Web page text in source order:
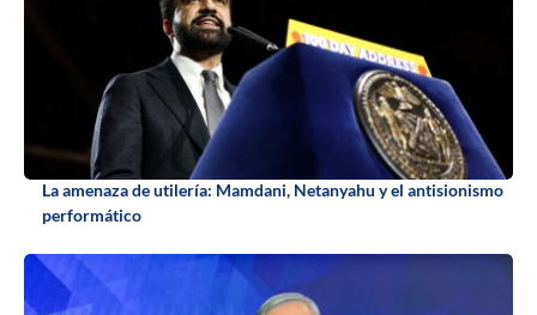
La amenaza de utilería: Mamdani, Netanyahu y el antisionismo
performático